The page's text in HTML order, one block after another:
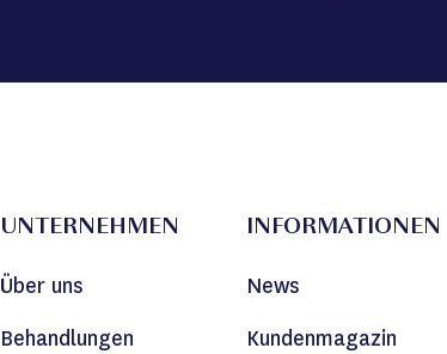
UNTERNEHMEN
Über uns
Behandlungen
INFORMATIONEN
News
Kundenmagazin